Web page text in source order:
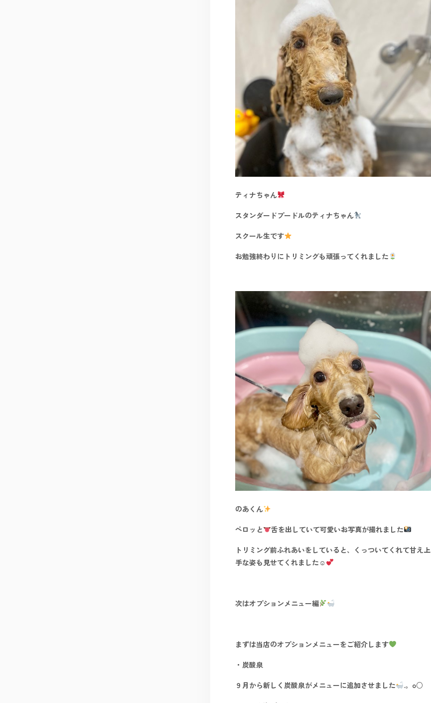
ティナちゃん
スタンダードプードルのティナちゃん
スクール生です
お勉強終わりにトリミングも頑張ってくれました
のあくん
ペロッと 舌を出していて可愛いお写真が撮れました
トリミング前ふれあいをしていると、くっついてくれて甘え上
手な姿も見せてくれました☺
次はオプションメニュー編
まずは当店のオプションメニューをご紹介します
・炭酸泉
９月から新しく炭酸泉がメニューに追加させました .。o○